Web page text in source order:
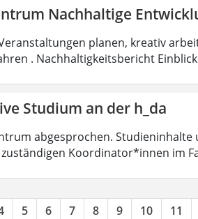
Nachhaltige
planen, kreativ
. Nachhaltigkeitsbericht
Studium an der h_da
abgesprochen.
Koordinator*innen im
5 6 7 8 9 10 11